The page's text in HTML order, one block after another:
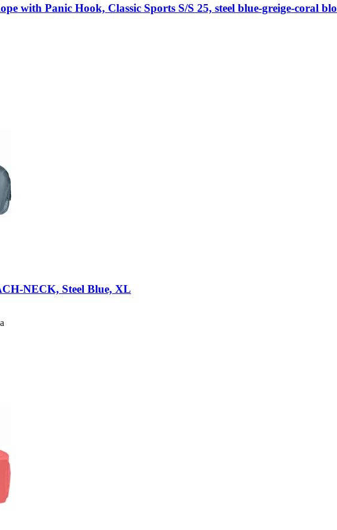
with Panic Hook, Classic Sports S/S 25, steel blue-​greige-​coral
​NECK, Steel Blue, XL